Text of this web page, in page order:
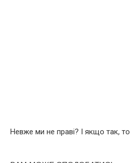
Невже ми не праві? І якщо так,